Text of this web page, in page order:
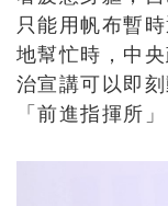
只能用帆布暫
地幫忙時，中
治宣講可以即
「前進指揮所